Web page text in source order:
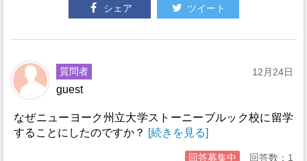
シェア ツイート
質問者
guest
12月24日
なぜニューヨーク州立大学ストーニーブルック校に留学
することにしたのですか？ [続きを見る]
回答募集中 回答数：1